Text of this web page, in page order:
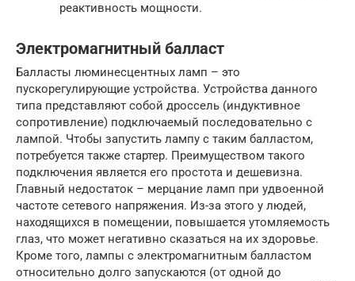
реактивность мощности.
Электромагнитный балласт
Балласты люминесцентных ламп – это
пускорегулирующие устройства. Устройства данного
типа представляют собой дроссель (индуктивное
сопротивление) подключаемый последовательно с
лампой. Чтобы запустить лампу с таким балластом,
потребуется также стартер. Преимуществом такого
подключения является его простота и дешевизна.
Главный недостаток – мерцание ламп при удвоенной
частоте сетевого напряжения. Из-за этого у людей,
находящихся в помещении, повышается утомляемость
глаз, что может негативно сказаться на их здоровье.
Кроме того, лампы с электромагнитным балластом
относительно долго запускаются (от одной до